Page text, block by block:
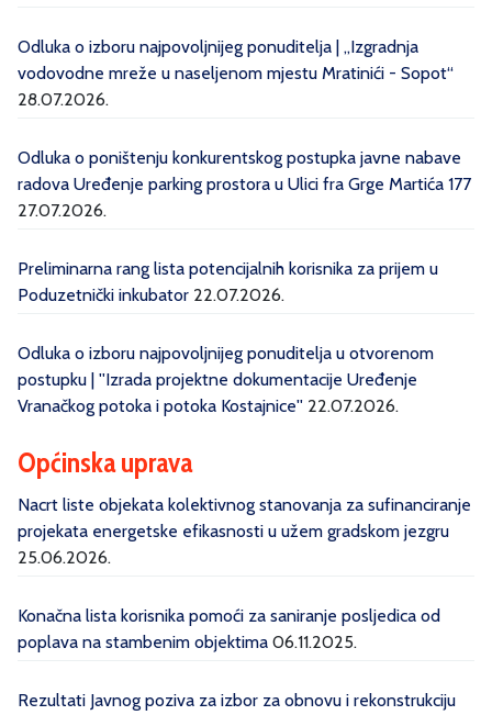
Odluka o izboru najpovoljnijeg ponuditelja | „Izgradnja
vodovodne mreže u naseljenom mjestu Mratinići - Sopot“
28.07.2026.
Odluka o poništenju konkurentskog postupka javne nabave
radova Uređenje parking prostora u Ulici fra Grge Martića 177
27.07.2026.
Preliminarna rang lista potencijalnih korisnika za prijem u
Poduzetnički inkubator 22.07.2026.
Odluka o izboru najpovoljnijeg ponuditelja u otvorenom
postupku | ''Izrada projektne dokumentacije Uređenje
Vranačkog potoka i potoka Kostajnice'' 22.07.2026.
Općinska uprava
Nacrt liste objekata kolektivnog stanovanja za sufinanciranje
projekata energetske efikasnosti u užem gradskom jezgru
25.06.2026.
Konačna lista korisnika pomoći za saniranje posljedica od
poplava na stambenim objektima 06.11.2025.
Rezultati Javnog poziva za izbor za obnovu i rekonstrukciju